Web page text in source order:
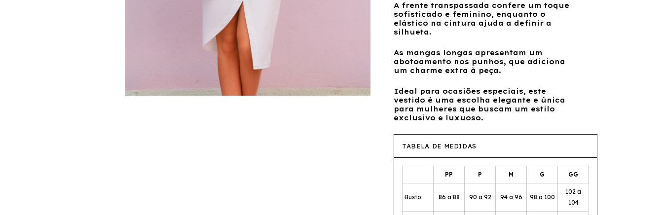
A frente transpassada confere um toque
sofisticado e feminino, enquanto o
elástico na cintura ajuda a definir a
silhueta.
As mangas longas apresentam um
abotoamento nos punhos, que adiciona
um charme extra à peça.
Ideal para ocasiões especiais, este
vestido é uma escolha elegante e única
para mulheres que buscam um estilo
exclusivo e luxuoso.
TABELA DE MEDIDAS
PP P M G GG
Busto 86 a 88 90 a 92 94 a 96 98 a 100
102 a
104